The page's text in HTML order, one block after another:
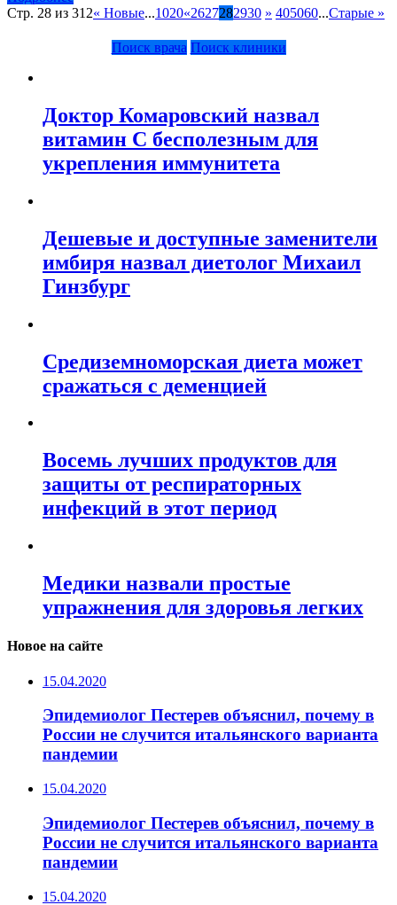
левой
Стр. 28 из 312« Новые...1020«2627282930 » 405060...Старые »
Поиск врача Поиск клиники
Доктор Комаровский назвал
витамин C бесполезным для
укрепления иммунитета
Дешевые и доступные заменители
имбиря назвал диетолог Михаил
Гинзбург
Средиземноморская диета может
сражаться с деменцией
Восемь лучших продуктов для
защиты от респираторных
инфекций в этот период
Медики назвали простые
упражнения для здоровья легких
Новое на сайте
15.04.2020
Эпидемиолог Пестерев объяснил, почему в
России не случится итальянского варианта
пандемии
15.04.2020
Эпидемиолог Пестерев объяснил, почему в
России не случится итальянского варианта
пандемии
15.04.2020